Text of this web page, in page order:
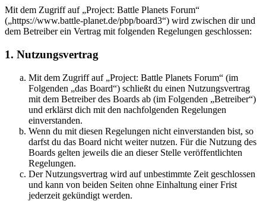
Mit dem Zugriff auf „Project: Battle Planets Forum“
(„https://www.battle-planet.de/pbp/board3“) wird zwischen dir und
dem Betreiber ein Vertrag mit folgenden Regelungen geschlossen:
1. Nutzungsvertrag
Mit dem Zugriff auf „Project: Battle Planets Forum“ (im
Folgenden „das Board“) schließt du einen Nutzungsvertrag
mit dem Betreiber des Boards ab (im Folgenden „Betreiber“)
und erklärst dich mit den nachfolgenden Regelungen
einverstanden.
Wenn du mit diesen Regelungen nicht einverstanden bist, so
darfst du das Board nicht weiter nutzen. Für die Nutzung des
Boards gelten jeweils die an dieser Stelle veröffentlichten
Regelungen.
Der Nutzungsvertrag wird auf unbestimmte Zeit geschlossen
und kann von beiden Seiten ohne Einhaltung einer Frist
jederzeit gekündigt werden.